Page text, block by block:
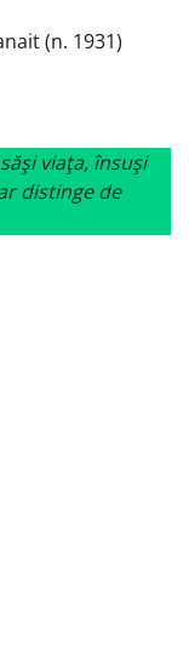
(n. 1931)
viaţa, însuşi
distinge de